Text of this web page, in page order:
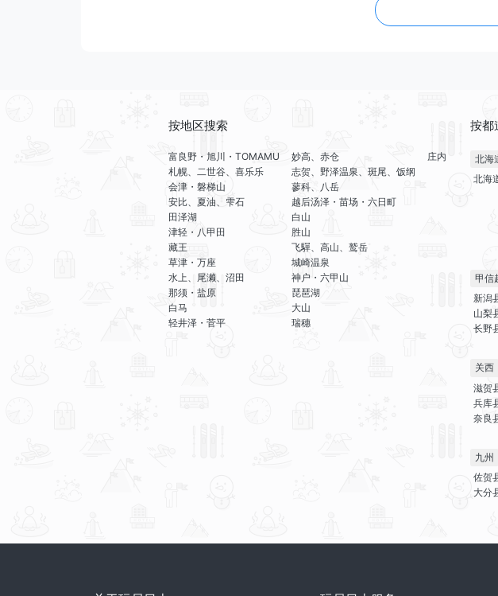
按地区搜索
富良野・旭川・TOMAMU
札幌、二世谷、喜乐乐
会津・磐梯山
安比、夏油、雫石
田泽湖
津轻・八甲田
藏王
草津・万座
水上、尾濑、沼田
那须・盐原
白马
轻井泽・菅平
妙高、赤仓
志贺、野泽温泉、斑尾、饭纲
蓼科、八岳
越后汤泽・苗场・六日町
白山
胜山
飞驒、高山、鹫岳
城崎温泉
神户・六甲山
琵琶湖
大山
瑞穗
庄内
按都
北海
北海
甲信
新潟
山梨
长野
关西
滋贺
兵库
奈良
九州
佐贺
大分